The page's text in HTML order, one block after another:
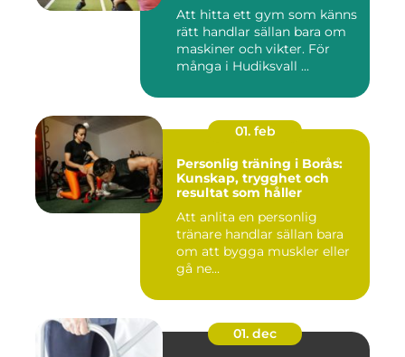
Att hitta ett gym som känns
rätt handlar sällan bara om
maskiner och vikter. För
många i Hudiksvall ...
01. feb
Personlig träning i Borås:
Kunskap, trygghet och
resultat som håller
Att anlita en personlig
tränare handlar sällan bara
om att bygga muskler eller
gå ne...
01. dec